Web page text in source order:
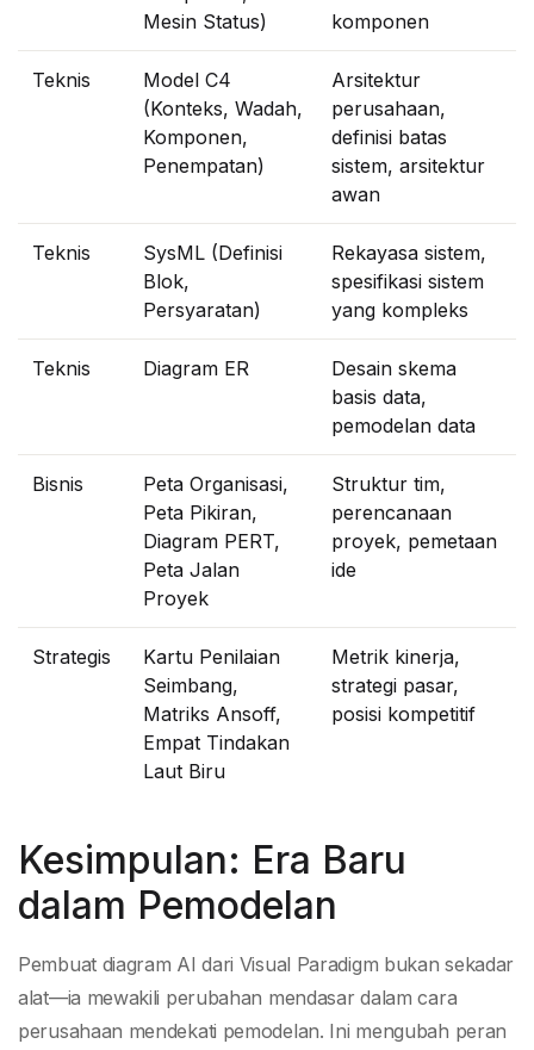
Mesin Status)
komponen
Teknis
Model C4
(Konteks, Wadah,
Komponen,
Penempatan)
Arsitektur
perusahaan,
definisi batas
sistem, arsitektur
awan
Teknis
SysML (Definisi
Blok,
Persyaratan)
Rekayasa sistem,
spesifikasi sistem
yang kompleks
Teknis Diagram ER
Desain skema
basis data,
pemodelan data
Bisnis
Peta Organisasi,
Peta Pikiran,
Diagram PERT,
Peta Jalan
Proyek
Struktur tim,
perencanaan
proyek, pemetaan
ide
Strategis
Kartu Penilaian
Seimbang,
Matriks Ansoff,
Empat Tindakan
Laut Biru
Metrik kinerja,
strategi pasar,
posisi kompetitif
Kesimpulan: Era Baru
dalam Pemodelan
Pembuat diagram AI dari Visual Paradigm bukan sekadar
alat—ia mewakili perubahan mendasar dalam cara
perusahaan mendekati pemodelan. Ini mengubah peran